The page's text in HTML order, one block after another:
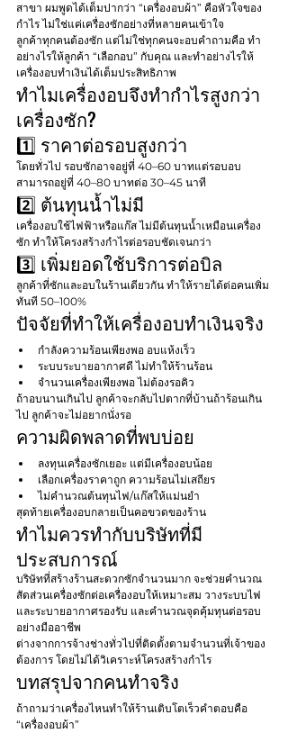
สาขา ผมพูดได้เต็มปากว่า “เครื่องอบผ้า” คือหัวใจของ
กำไร ไม่ใช่แค่เครื่องซักอย่างที่หลายคนเข้าใจ
ลูกค้าทุกคนต้องซัก แต่ไม่ใช่ทุกคนจะอบคำถามคือ ทำ
อย่างไรให้ลูกค้า “เลือกอบ” กับคุณ และทำอย่างไรให้
เครื่องอบทำเงินได้เต็มประสิทธิภาพ
ทำไมเครื่องอบจึงทำกำไรสูงกว่า
เครื่องซัก?
1️⃣ ราคาต่อรอบสูงกว่า
โดยทั่วไป รอบซักอาจอยู่ที่ 40–60 บาทแต่รอบอบ
สามารถอยู่ที่ 40–80 บาทต่อ 30–45 นาที
2️⃣ ต้นทุนน้ำไม่มี
เครื่องอบใช้ไฟฟ้าหรือแก๊ส ไม่มีต้นทุนน้ำเหมือนเครื่อง
ซัก ทำให้โครงสร้างกำไรต่อรอบชัดเจนกว่า
3️⃣ เพิ่มยอดใช้บริการต่อบิล
ลูกค้าที่ซักและอบในร้านเดียวกัน ทำให้รายได้ต่อคนเพิ่ม
ทันที 50–100%
ปัจจัยที่ทำให้เครื่องอบทำเงินจริง
กำลังความร้อนเพียงพอ อบแห้งเร็ว
ระบบระบายอากาศดี ไม่ทำให้ร้านร้อน
จำนวนเครื่องเพียงพอ ไม่ต้องรอคิว
ถ้าอบนานเกินไป ลูกค้าจะกลับไปตากที่บ้านถ้าร้อนเกิน
ไป ลูกค้าจะไม่อยากนั่งรอ
ความผิดพลาดที่พบบ่อย
ลงทุนเครื่องซักเยอะ แต่มีเครื่องอบน้อย
เลือกเครื่องราคาถูก ความร้อนไม่เสถียร
ไม่คำนวณต้นทุนไฟ/แก๊สให้แม่นยำ
สุดท้ายเครื่องอบกลายเป็นคอขวดของร้าน
ทำไมควรทำกับบริษัทที่มี
ประสบการณ์
บริษัทที่สร้างร้านสะดวกซักจำนวนมาก จะช่วยคำนวณ
สัดส่วนเครื่องซักต่อเครื่องอบให้เหมาะสม วางระบบไฟ
และระบายอากาศรองรับ และคำนวณจุดคุ้มทุนต่อรอบ
อย่างมืออาชีพ
ต่างจากการจ้างช่างทั่วไปที่ติดตั้งตามจำนวนที่เจ้าของ
ต้องการ โดยไม่ได้วิเคราะห์โครงสร้างกำไร
บทสรุปจากคนทำจริง
ถ้าถามว่าเครื่องไหนทำให้ร้านเติบโตเร็วคำตอบคือ
“เครื่องอบผ้า”